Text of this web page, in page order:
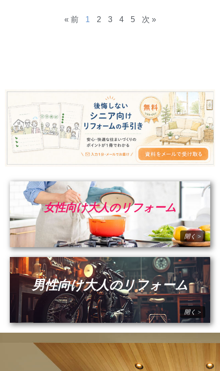
« 前 1 2 3 4 5 次 »
女性向け大人のリフォーム
男性向け大人のリフォーム